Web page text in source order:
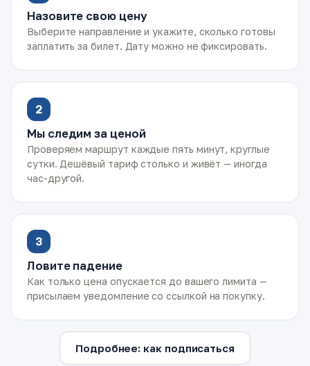
Назовите свою цену
Выберите направление и укажите, сколько готовы
заплатить за билет. Дату можно не фиксировать.
2
Мы следим за ценой
Проверяем маршрут каждые пять минут, круглые
сутки. Дешёвый тариф столько и живёт — иногда
час-другой.
3
Ловите падение
Как только цена опускается до вашего лимита —
присылаем уведомление со ссылкой на покупку.
Подробнее: как подписаться